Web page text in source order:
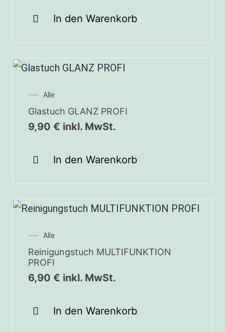
In den Warenkorb
Alle
Glastuch GLANZ PROFI
9,90 € inkl. MwSt.
In den Warenkorb
Alle
Reinigungstuch MULTIFUNKTION
PROFI
6,90 € inkl. MwSt.
In den Warenkorb